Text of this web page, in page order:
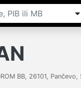
BB, 26101, Pančevo,